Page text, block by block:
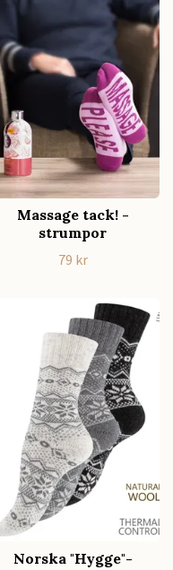
Massage tack! -
strumpor
79 kr
Norska "Hygge"-